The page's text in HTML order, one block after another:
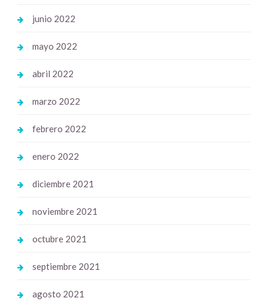
junio 2022
mayo 2022
abril 2022
marzo 2022
febrero 2022
enero 2022
diciembre 2021
noviembre 2021
octubre 2021
septiembre 2021
agosto 2021